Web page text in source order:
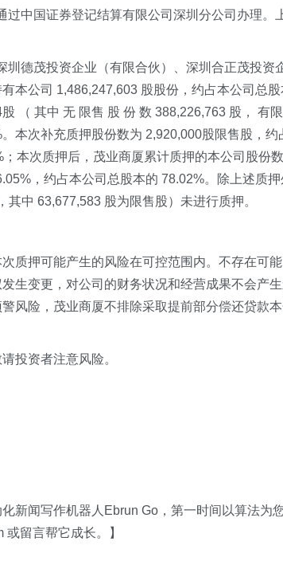
过中国证券登记结算有限公司深圳分公司办理。
德茂投资企业（有限合伙）、深圳合正茂投资
本公司 1,486,247,603 股股份，约占本公司总股
（ 其中 无 限售 股 份 数 388,226,763 股， 有
本次补充质押股份数为 2,920,000股限售股，约
本次质押后，茂业商厦累计质押的本公司股份
，约占本公司总股本的 78.02%。除上述质押
中 63,677,583 股为限售股）未进行质押。
质押可能产生的风险在可控范围内。不存在可
生变更，对公司的财务状况和经营成果不会产
风险，茂业商厦不排除采取提前部分偿还贷款
投资者注意风险。
新闻写作机器人Ebrun Go，第一时间以算法为
留言帮它成长。】